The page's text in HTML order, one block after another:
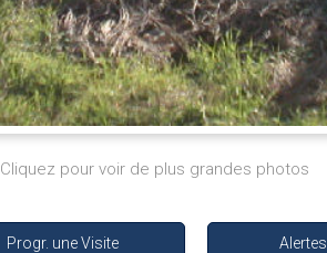
Cliquez pour voir de plus grandes photos
Progr. une Visite Alertes